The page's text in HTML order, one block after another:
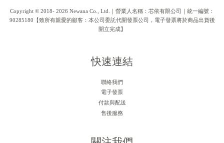
Copyright © 2018- 2026 Newana Co., Ltd.｜營業人名稱：芯依有限公司｜統一編號：
90285180【致所有親愛的顧客：本公司委託代開發票公司，電子發票將於商品出貨後
開立完成】
快速連結
聯絡我們
電子發票
付款與配送
售後服務